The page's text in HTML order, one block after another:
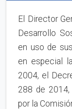
El Director
Desarrollo
en uso de
en especial
2004, el
288 de
por la